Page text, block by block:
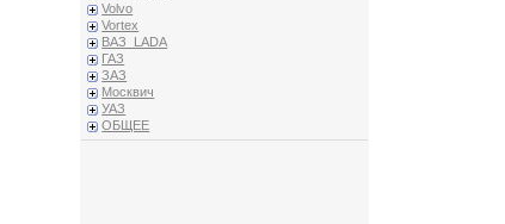
Volvo
Vortex
ВАЗ_LADA
ГАЗ
ЗАЗ
Москвич
УАЗ
ОБЩЕЕ